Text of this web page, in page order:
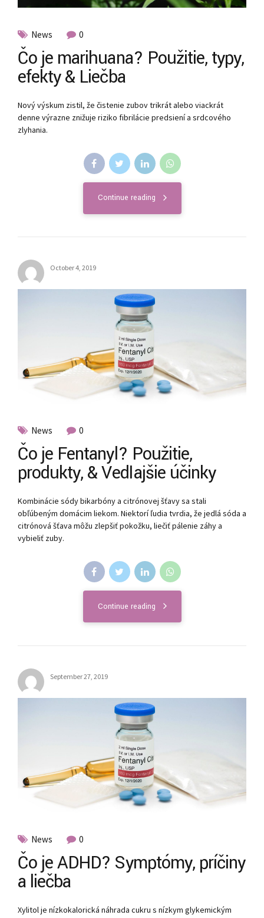
News 0
Čo je marihuana? Použitie, typy,
efekty & Liečba
Nový výskum zistil, že čistenie zubov trikrát alebo viackrát
denne výrazne znižuje riziko fibrilácie predsiení a srdcového
zlyhania.
Continue reading
October 4, 2019
News 0
Čo je Fentanyl? Použitie,
produkty, & Vedľajšie účinky
Kombinácie sódy bikarbóny a citrónovej šťavy sa stali
obľúbeným domácim liekom. Niektorí ľudia tvrdia, že jedlá sóda a
citrónová šťava môžu zlepšiť pokožku, liečiť pálenie záhy a
vybieliť zuby.
Continue reading
September 27, 2019
News 0
Čo je ADHD? Symptómy, príčiny
a liečba
Xylitol je nízkokalorická náhrada cukru s nízkym glykemickým